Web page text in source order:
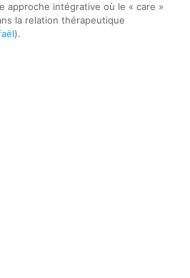
approche intégrative où le « care »
la relation thérapeutique
).